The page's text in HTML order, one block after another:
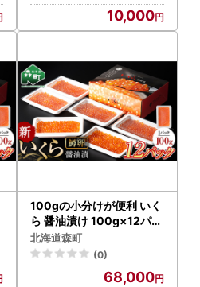
10,000
100gの小分けが便利 いく
ら 醤油漬け 100g×12パッ
ク （鱒卵）＜ワイエスフ
ーズ＞ mr1-1283
北海道森町
(0)
68,000